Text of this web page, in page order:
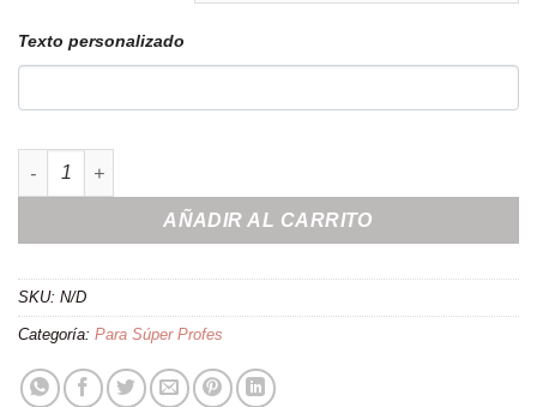
Texto personalizado
Centro de flores preservadas "Rainbow Profe" cantidad
AÑADIR AL CARRITO
SKU: N/D
Categoría: Para Súper Profes